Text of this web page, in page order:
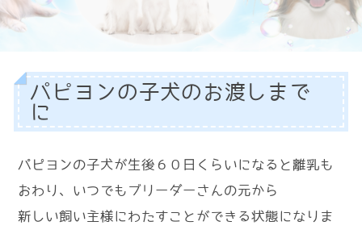
パピヨンの子犬のお渡しまで
に
パピヨンの子犬が生後６０日くらいになると離乳も
おわり、いつでもブリーダーさんの元から
新しい飼い主様にわたすことができる状態になりま